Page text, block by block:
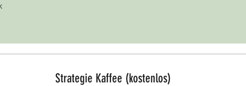
Strategie Kaffee (kostenlos)